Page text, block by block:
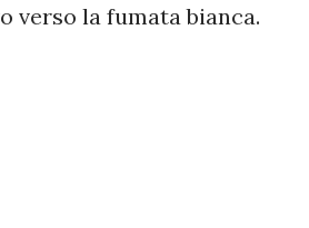
verso la fumata bianca.